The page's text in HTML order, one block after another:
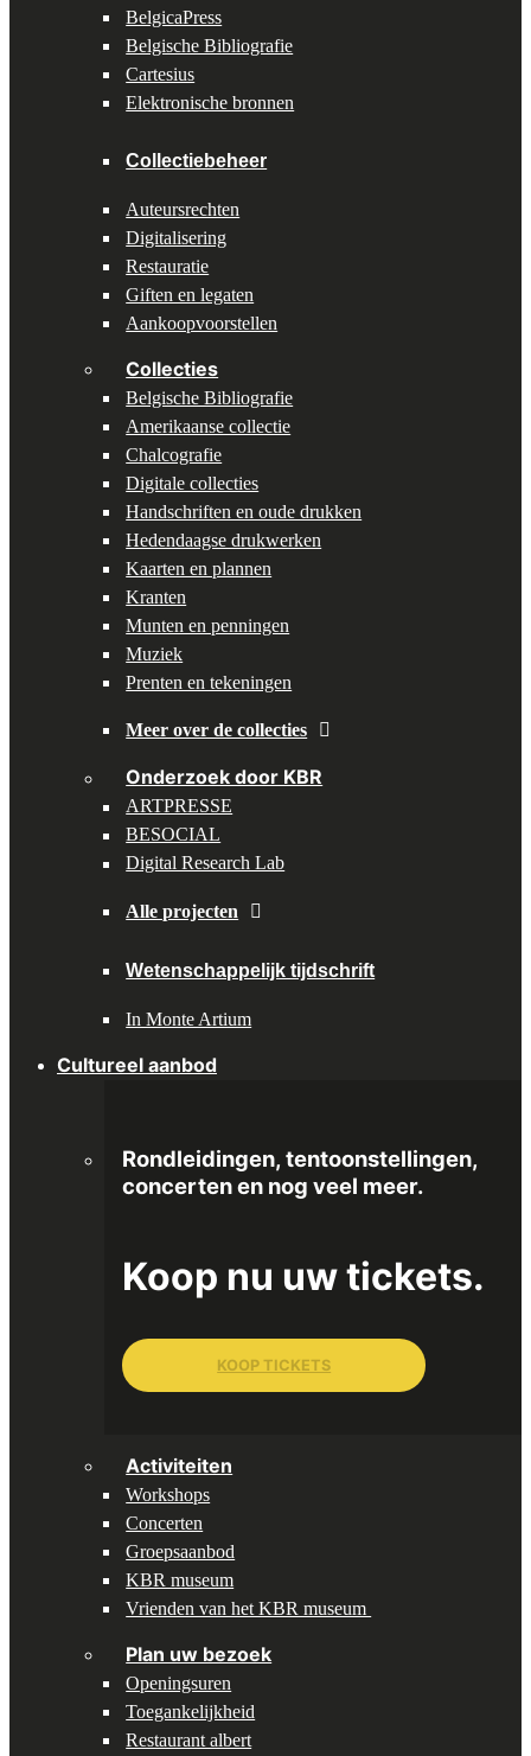
BelgicaPress
Belgische Bibliografie
Cartesius
Elektronische bronnen
Collectiebeheer
Auteursrechten
Digitalisering
Restauratie
Giften en legaten
Aankoopvoorstellen
Collecties
Belgische Bibliografie
Amerikaanse collectie
Chalcografie
Digitale collecties
Handschriften en oude drukken
Hedendaagse drukwerken
Kaarten en plannen
Kranten
Munten en penningen
Muziek
Prenten en tekeningen
Meer over de collecties
Onderzoek door KBR
ARTPRESSE
BESOCIAL
Digital Research Lab
Alle projecten
Wetenschappelijk tijdschrift
In Monte Artium
Cultureel aanbod
Koop nu uw tickets.
Rondleidingen, tentoonstellingen,
concerten en nog veel meer.
KOOP TICKETS
Activiteiten
Workshops
Concerten
Groepsaanbod
KBR museum
Vrienden van het KBR museum
Plan uw bezoek
Openingsuren
Toegankelijkheid
Restaurant albert